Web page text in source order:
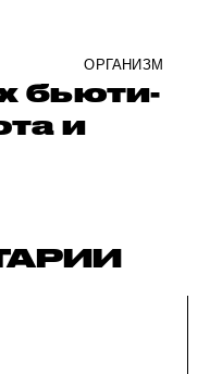
ОРГАНИЗМ
бьюти-
и